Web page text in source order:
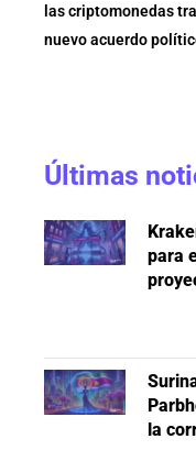
las criptomonedas
nuevo acuerdo
Últimas
para
la